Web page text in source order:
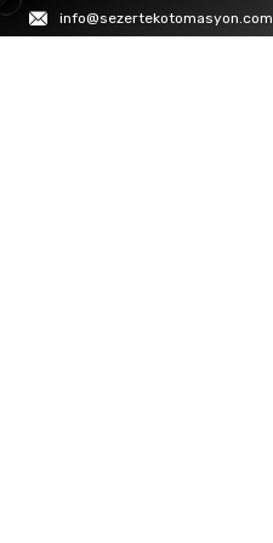
info@sezertekotomasyon.com